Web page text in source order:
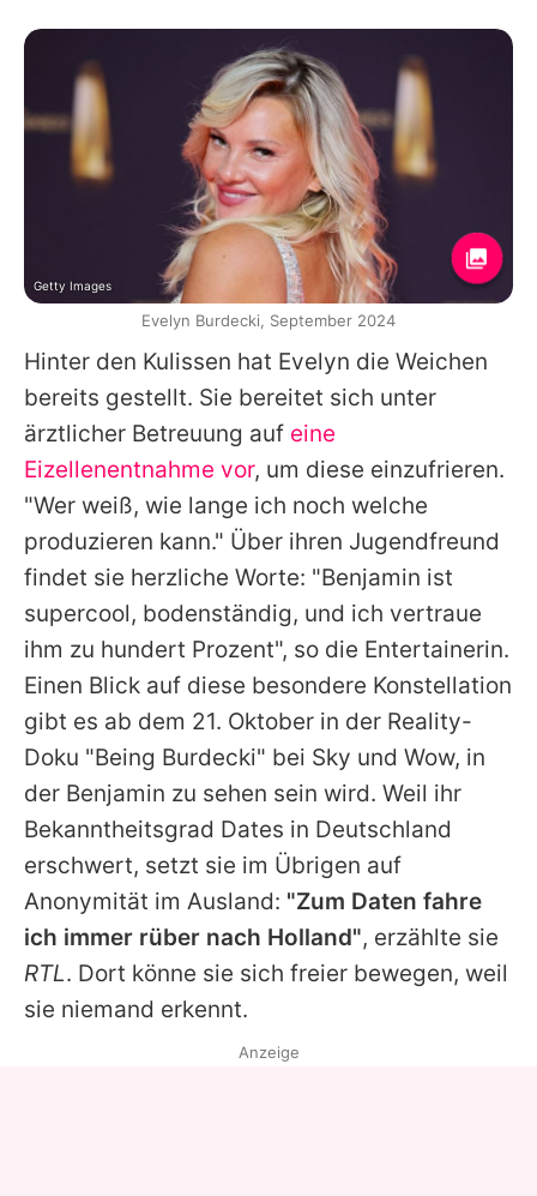
Hinter den Kulissen hat Evelyn die Weichen
bereits gestellt. Sie bereitet sich unter
ärztlicher Betreuung auf eine
Eizellenentnahme vor, um diese einzufrieren.
"Wer weiß, wie lange ich noch welche
produzieren kann." Über ihren Jugendfreund
findet sie herzliche Worte: "Benjamin ist
supercool, bodenständig, und ich vertraue
ihm zu hundert Prozent", so die Entertainerin.
Einen Blick auf diese besondere Konstellation
gibt es ab dem 21. Oktober in der Reality-
Doku "Being Burdecki" bei Sky und Wow, in
der Benjamin zu sehen sein wird. Weil ihr
Bekanntheitsgrad Dates in Deutschland
erschwert, setzt sie im Übrigen auf
Anonymität im Ausland: "Zum Daten fahre
ich immer rüber nach Holland", erzählte sie
RTL. Dort könne sie sich freier bewegen, weil
sie niemand erkennt.
Getty Images
Evelyn Burdecki, September 2024
Anzeige